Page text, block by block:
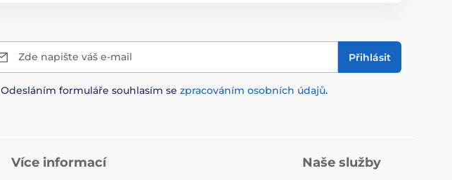
Zde napište váš e-mail Přihlásit
Odesláním formuláře souhlasím se zpracováním osobních údajů.
Více informací Naše služby